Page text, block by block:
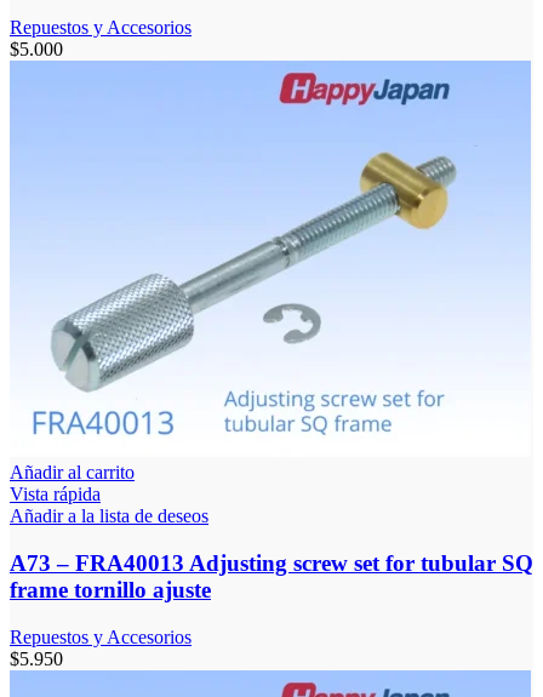
Repuestos y Accesorios
$5.000
Añadir al carrito
Vista rápida
Añadir a la lista de deseos
A73 – FRA40013 Adjusting screw set for tubular SQ
frame tornillo ajuste
Repuestos y Accesorios
$5.950